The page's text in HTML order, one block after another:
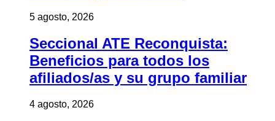
5 agosto, 2026
Seccional ATE Reconquista:
Beneficios para todos los
afiliados/as y su grupo familiar
4 agosto, 2026